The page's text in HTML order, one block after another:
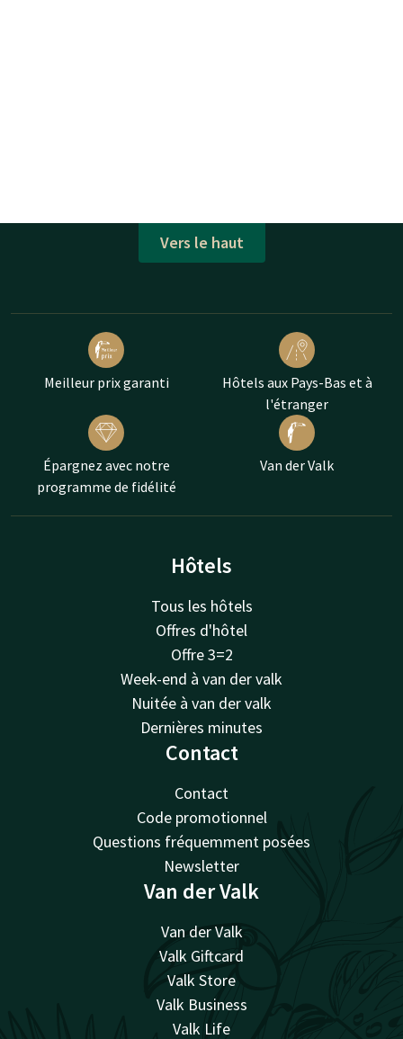
Vers le haut
Meilleur prix garanti
Hôtels aux Pays-Bas et à
l'étranger
Épargnez avec notre
programme de fidélité
Van der Valk
Hôtels
Tous les hôtels
Offres d'hôtel
Offre 3=2
Week-end à van der valk
Nuitée à van der valk
Dernières minutes
Contact
Contact
Code promotionnel
Questions fréquemment posées
Newsletter
Van der Valk
Van der Valk
Valk Giftcard
Valk Store
Valk Business
Valk Life